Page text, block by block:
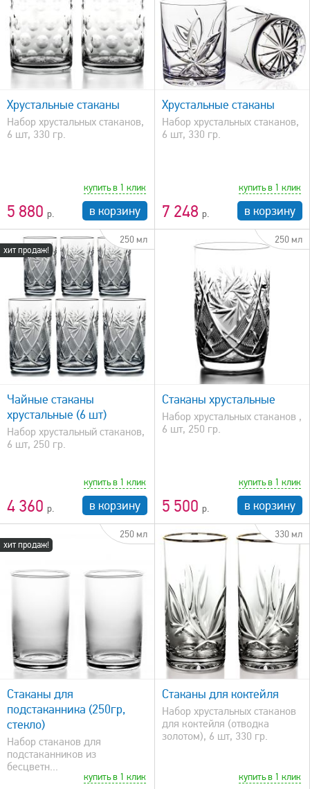
Хрустальные стаканы
Набор хрустальных стаканов,
6 шт, 330 гр.
5 880
купить в 1 клик
в корзину
быстрый просмотр
Хрустальные стаканы
Набор хрустальных стаканов,
6 шт, 330 гр.
7 248
купить в 1 клик
в корзину
хит продаж!
250 мл
Чайные стаканы
хрустальные (6 шт)
Набор хрустальный стаканов,
6 шт, 250 гр.
4 360
купить в 1 клик
в корзину
250 мл
быстрый просмотр
Стаканы хрустальные
Набор хрустальных стаканов ,
6 шт, 250 гр.
5 500
купить в 1 клик
в корзину
хит продаж!
250 мл
Стаканы для
подстаканника (250гр,
стекло)
Набор стаканов для
подстаканников из
бесцветн...
купить в 1 клик
330 мл
быстрый просмотр
Стаканы для коктейля
Набор хрустальных стаканов
для коктейля (отводка
золотом), 6 шт, 330 гр.
купить в 1 клик